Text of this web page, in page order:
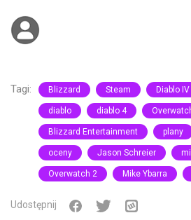
Tagi: Blizzard Steam Diablo IV
diablo diablo 4
Blizzard Entertainment plany
oceny Jason Schreier
Overwatch 2 Mike Ybarra
Udostępnij